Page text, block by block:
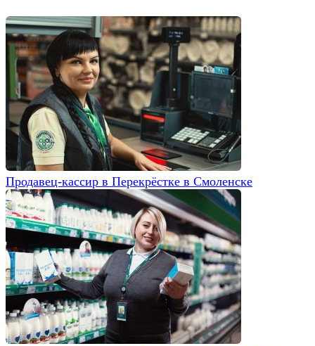
Продавец-кассир в Перекрёстке в Смоленске